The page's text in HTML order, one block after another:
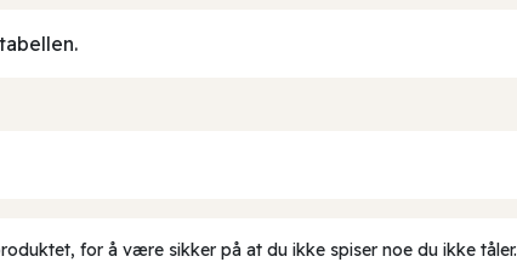
for å være sikker på at du ikke spiser noe du ikke tåler.